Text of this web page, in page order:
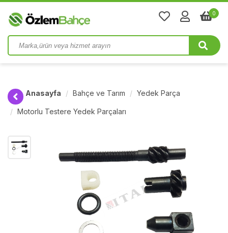
0
Anasayfa Bahçe ve Tarım Yedek Parça
Motorlu Testere Yedek Parçaları